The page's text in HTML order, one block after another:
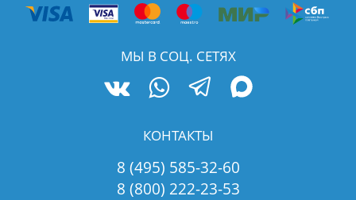
МЫ В СОЦ. СЕТЯХ
КОНТАКТЫ
8 (495) 585-32-60
8 (800) 222-23-53